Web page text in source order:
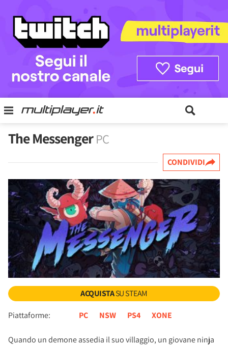
The MessengerPC
CONDIVIDI
ACQUISTASU STEAM
Piattaforme: PC NSW PS4 XONE
Quando un demone assedia il suo villaggio, un giovane ninja